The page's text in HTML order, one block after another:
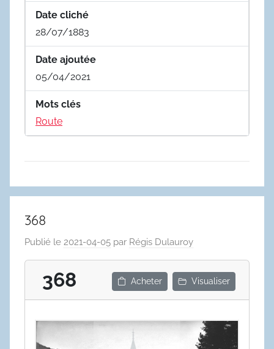
Date cliché
28/07/1883
Date ajoutée
05/04/2021
Mots clés
Route
368
Publié le 2021-04-05 par Régis Dulauroy
368 Acheter Visualiser